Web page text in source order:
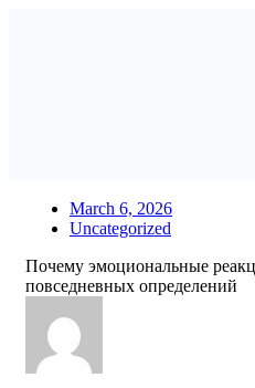
March 6, 2026
Uncategorized
Почему эмоциональные
повседневных определений